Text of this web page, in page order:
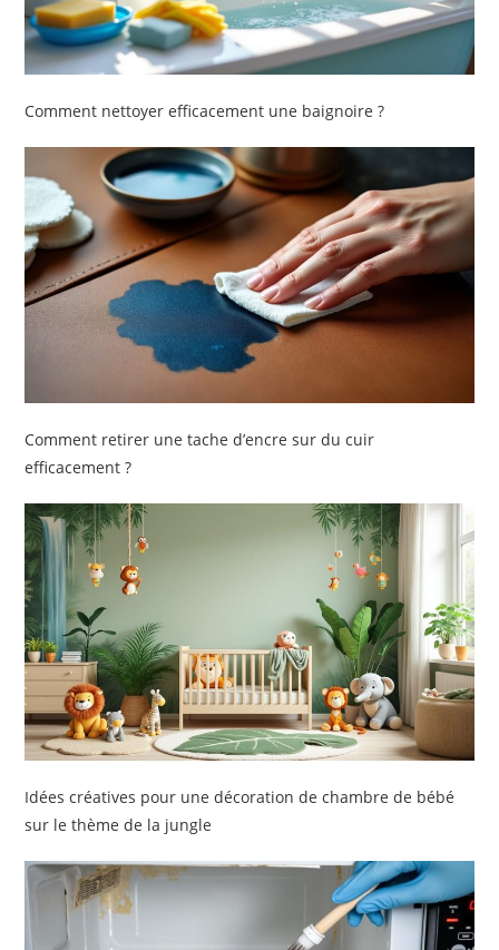
Comment nettoyer efficacement une baignoire ?
Comment retirer une tache d’encre sur du cuir
efficacement ?
Idées créatives pour une décoration de chambre de bébé
sur le thème de la jungle